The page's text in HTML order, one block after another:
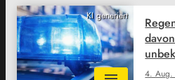
KI generiert
4.